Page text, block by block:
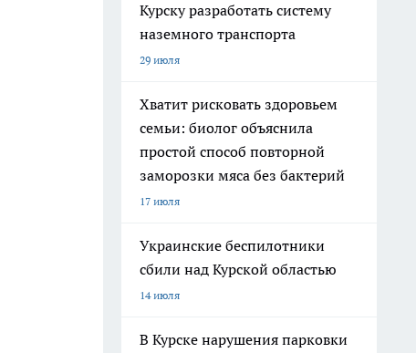
Курску разработать систему
наземного транспорта
29 июля
Хватит рисковать здоровьем
семьи: биолог объяснила
простой способ повторной
заморозки мяса без бактерий
17 июля
Украинские беспилотники
сбили над Курской областью
14 июля
В Курске нарушения парковки